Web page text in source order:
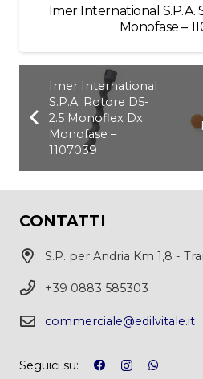
Imer International S.P.A.
Monofase –
Imer International
S.P.A. Rotore D5-
2.5 Monoflex Dx
Monofase –
1107039
CONTATTI
S.P. per Andria Km 1,8 -
+39 0883 585303
commerciale@edilvitale.it
Seguici su: